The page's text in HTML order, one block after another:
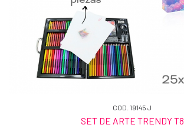
COD. 19145 J
SET DE ARTE TRENDY T8